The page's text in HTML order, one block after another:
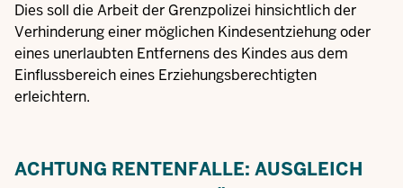
Dies soll die Arbeit der Grenzpolizei hinsichtlich der
Verhinderung einer möglichen Kindesentziehung oder
eines unerlaubten Entfernens des Kindes aus dem
Einflussbereich eines Erziehungsberechtigten
erleichtern.
ACHTUNG RENTENFALLE: AUSGLEICH